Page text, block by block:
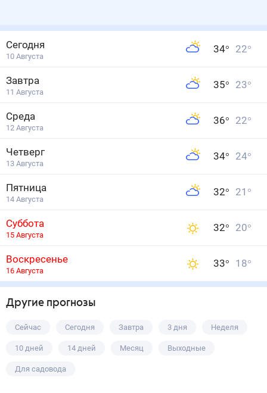
Сегодня
10 Августа
34° 22°
Завтра
11 Августа
35° 23°
Среда
12 Августа
36° 22°
Четверг
13 Августа
34° 24°
Пятница
14 Августа
32° 21 °
Суббота
15 Августа
32° 20°
Воскресенье
16 Августа
33° 18°
Другие прогнозы
Сейчас Сегодня Завтра 3 дня Неделя
10 дней 14 дней Месяц Выходные
Для садовода